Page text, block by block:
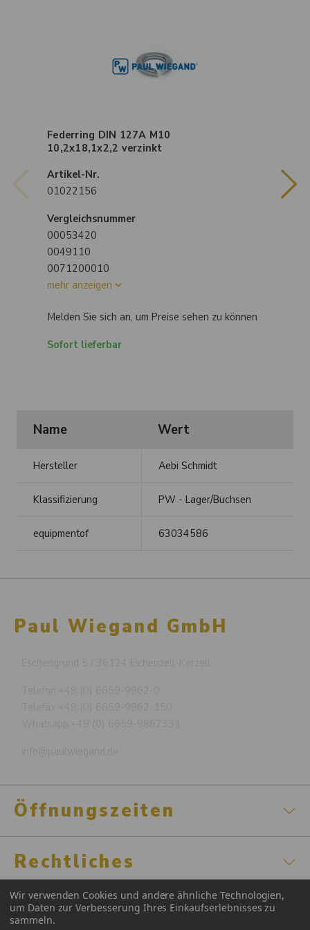
Federring DIN 127A M10
10,2x18,1x2,2 verzinkt
Artikel-Nr.
01022156
Vergleichsnummer
00053420
0049110
0071200010
mehr anzeigen
Melden Sie sich an, um Preise sehen zu können
Sofort lieferbar
Name Wert
Hersteller Aebi Schmidt
Klassifizierung PW - Lager/Buchsen
equipmentof 63034586
Paul Wiegand GmbH
Öffnungszeiten
Rechtliches
Zertifizierungen
Wir verwenden Cookies und andere ähnliche Technologien,
um Daten zur Verbesserung Ihres Einkaufserlebnisses zu
sammeln.